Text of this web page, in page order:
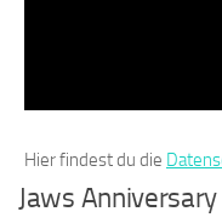
Hier findest du die
Jaws